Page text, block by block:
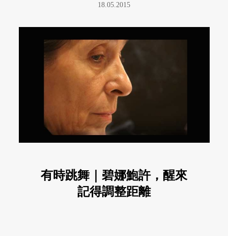
18.05.2015
有時跳舞｜碧娜鮑許，醒來
記得調整距離